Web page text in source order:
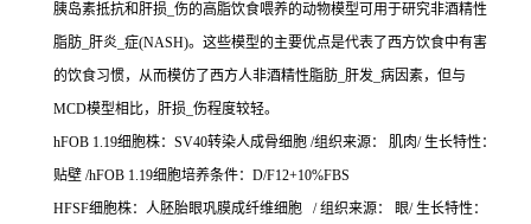
胰岛素抵抗和肝损_伤的高脂饮食喂养的动物模型可用于研究非酒精性
脂肪_肝炎_症(NASH)。这些模型的主要优点是代表了西方饮食中有害
的饮食习惯，从而模仿了西方人非酒精性脂肪_肝发_病因素，但与
MCD模型相比，肝损_伤程度较轻。
hFOB 1.19细胞株：SV40转染人成骨细胞 /组织来源： 肌肉/ 生长特性：
贴壁 /hFOB 1.19细胞培养条件：D/F12+10%FBS
HFSF细胞株：人胚胎眼巩膜成纤维细胞 / 组织来源： 眼/ 生长特性：